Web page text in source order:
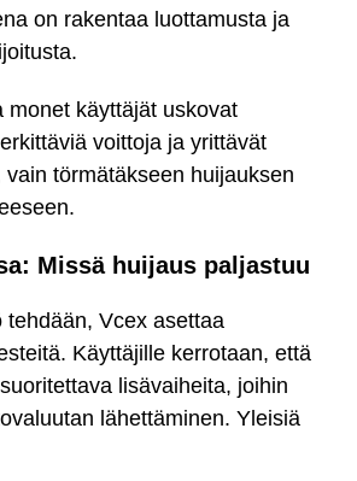
on rakentaa luottamusta ja
monet käyttäjät uskovat
voittoja ja yrittävät
törmätäkseen huijauksen
Missä huijaus paljastuu
tehdään, Vcex asettaa
Käyttäjille kerrotaan, että
lisävaiheita, joihin
lähettäminen. Yleisiä